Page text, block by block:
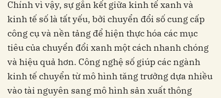
Chính vì vậy, sự gắn kết giữa kinh tế xanh và
kinh tế số là tất yếu, bởi chuyển đổi số cung cấp
công cụ và nền tảng để hiện thực hóa các mục
tiêu của chuyển đổi xanh một cách nhanh chóng
và hiệu quả hơn. Công nghệ số giúp các ngành
kinh tế chuyển từ mô hình tăng trưởng dựa nhiều
vào tài nguyên sang mô hình sản xuất thông